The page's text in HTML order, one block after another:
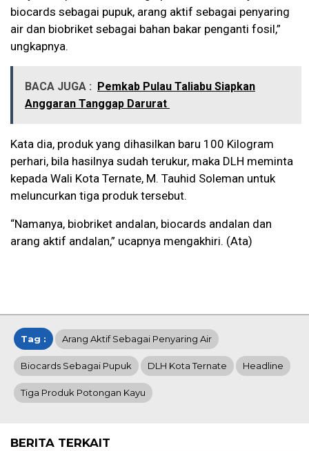
biocards sebagai pupuk, arang aktif sebagai penyaring
air dan biobriket sebagai bahan bakar penganti fosil,”
ungkapnya.
BACA JUGA :
Pemkab Pulau Taliabu Siapkan
Anggaran Tanggap Darurat
Kata dia, produk yang dihasilkan baru 100 Kilogram
perhari, bila hasilnya sudah terukur, maka DLH meminta
kepada Wali Kota Ternate, M. Tauhid Soleman untuk
meluncurkan tiga produk tersebut.
“Namanya, biobriket andalan, biocards andalan dan
arang aktif andalan,” ucapnya mengakhiri. (Ata)
Tag : Arang Aktif Sebagai Penyaring Air
Biocards Sebagai Pupuk DLH Kota Ternate Headline
Tiga Produk Potongan Kayu
BERITA TERKAIT